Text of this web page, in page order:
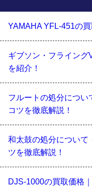
YAMAHA YFL-451の
ギブソン・フライング
を紹介！
フルートの処分につい
コツを徹底解説！
和太鼓の処分について
ツを徹底解説！
DJS-1000の買取価格